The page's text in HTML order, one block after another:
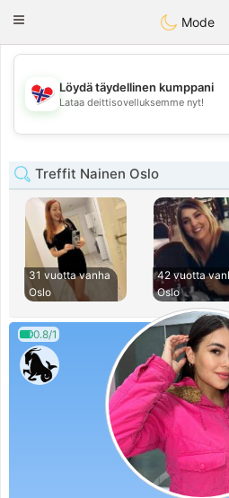
Toggle
Mode
💖
💕
Löydä täydellinen kumppani
Lataa deittisovelluksemme nyt!
Treffit Nainen Oslo
31 vuotta vanha
Oslo
42 vuotta
Oslo
0.8/1